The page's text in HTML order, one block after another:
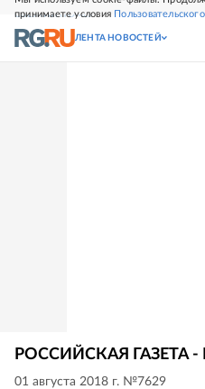
принимаете условия
СВЕЖИЙ НОМЕР
ЛЕНТА НОВОСТЕЙ
РОССИЙСКАЯ ГАЗЕТА
01 августа 2018 г. №7629